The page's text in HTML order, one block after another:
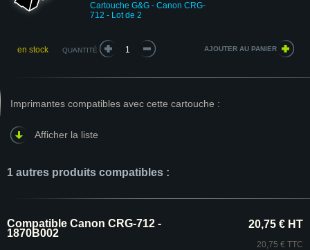
Cartouche G&G - Canon CRG-
712 - Lot de 2
en stock QUANTITÉ
Imprimantes compatibles avec cette cartouche :
Afficher la liste
1 autres produits compatibles :
Compatible Canon CRG-712 -
1870B002
20,75 € HT
20,75 € TTC